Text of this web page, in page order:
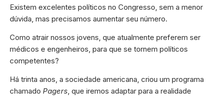
Existem excelentes políticos no Congresso, sem a menor
dúvida, mas precisamos aumentar seu número.
Como atrair nossos jovens, que atualmente preferem ser
médicos e engenheiros, para que se tornem políticos
competentes?
Há trinta anos, a sociedade americana, criou um programa
chamado Pagers, que iremos adaptar para a realidade